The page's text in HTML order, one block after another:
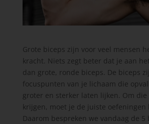
Grote biceps zijn voor veel mensen
kracht. Niets zegt beter dat je aan
dan grote, ronde biceps. De biceps
focuspunten van je lichaam die
groter en sterker laten lijken. Om
krijgen, moet je de juiste oefeningen
Daarom bespreken we vandaag de 5